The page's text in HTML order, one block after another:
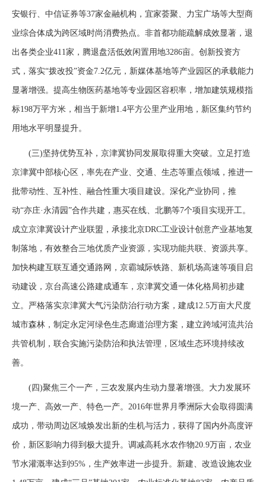
安银行、中信证券等37家金融机构，宜家荟聚、力宝广场等大型商
业综合体成为跨区域时尚消费热点。非首都功能疏解成效显著，退
出各类企业411家，腾退盘活低效闲置用地3286亩。创新投资方
式，落实“拨改投”资金7.2亿元，新媒体基地等产业园区的承载能力
显著增强。提高生物医药基地等专业园区容积率，增加建筑规模指
标198万平方米，相当于新增1.4平方公里产业用地，新区集约节约
用地水平明显提升。
(三)坚持优势互补，京津冀协同发展取得重大突破。立足打造
京津冀中部核心区，率先在产业、交通、生态等重点领域，推进一
批带动性、互补性、融合性重大项目建设。深化产业协同，推
动“亦庄·永清园”合作共建，惠买在线、北鹏等7个项目实现开工。
成立京津冀设计产业联盟，承接北京DRC工业设计创意产业基地复
制落地，有效整合三地优质产业资源，实现功能共联、资源共享。
加快构建互联互通交通路网，京霸城际铁路、新机场高速等项目启
动建设，京台高速公路建成通车，京津冀交通一体化格局初步建
立。严格落实京津冀大气污染防治行动方案，建成12.5万亩大尺度
城市森林，制定永定河绿色生态廊道治理方案，建立跨域河流共治
共管机制，联合实施污染防治和执法管理，区域生态环境持续改
善。
(四)聚焦三个一产，三农发展内生动力显著增强。大力发展环
境一产、高效一产、特色一产。2016年世界月季洲际大会取得圆满
成功，带动周边区域焕发出新的生机与活力，获得了国内外高度评
价，新区影响力得到极大提升。调减高耗水农作物20.9万亩，农业
节水灌溉率达到95%，生产效率进一步提升。新建、改造设施农业